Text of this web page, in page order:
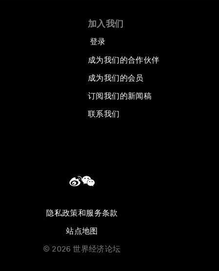
加入我们
登录
成为我们的合作伙伴
成为我们的会员
订阅我们的新闻稿
联系我们
隐私政策和服务条款
站点地图
© 2026 世界经济论坛